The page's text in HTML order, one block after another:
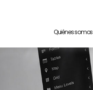
Quiénes somos